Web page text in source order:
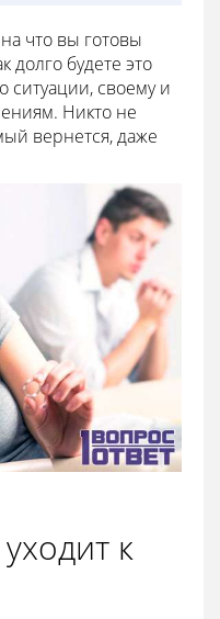
что вы готовы
долго будете это
ситуации, своему и
Никто не
вернется, даже
к